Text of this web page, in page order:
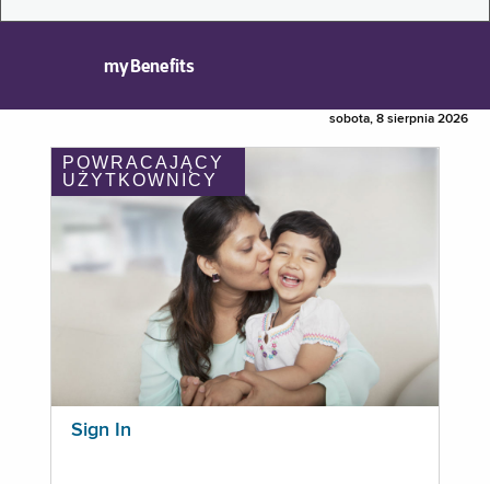
myBenefits
sobota, 8 sierpnia 2026
POWRACAJĄCY
UŻYTKOWNICY
Sign In